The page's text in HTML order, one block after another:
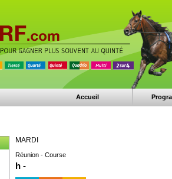
Accueil
MARDI
Réunion - Course
h -